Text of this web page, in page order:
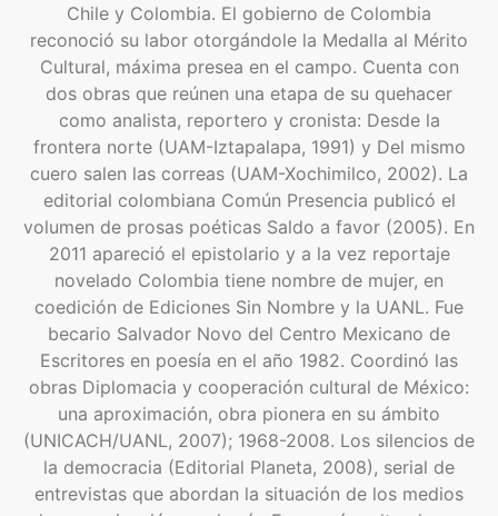
Chile y Colombia. El gobierno de Colombia
reconoció su labor otorgándole la Medalla al Mérito
Cultural, máxima presea en el campo. Cuenta con
dos obras que reúnen una etapa de su quehacer
como analista, reportero y cronista: Desde la
frontera norte (UAM-Iztapalapa, 1991) y Del mismo
cuero salen las correas (UAM-Xochimilco, 2002). La
editorial colombiana Común Presencia publicó el
volumen de prosas poéticas Saldo a favor (2005). En
2011 apareció el epistolario y a la vez reportaje
novelado Colombia tiene nombre de mujer, en
coedición de Ediciones Sin Nombre y la UANL. Fue
becario Salvador Novo del Centro Mexicano de
Escritores en poesía en el año 1982. Coordinó las
obras Diplomacia y cooperación cultural de México:
una aproximación, obra pionera en su ámbito
(UNICACH/UANL, 2007); 1968-2008. Los silencios de
la democracia (Editorial Planeta, 2008), serial de
entrevistas que abordan la situación de los medios